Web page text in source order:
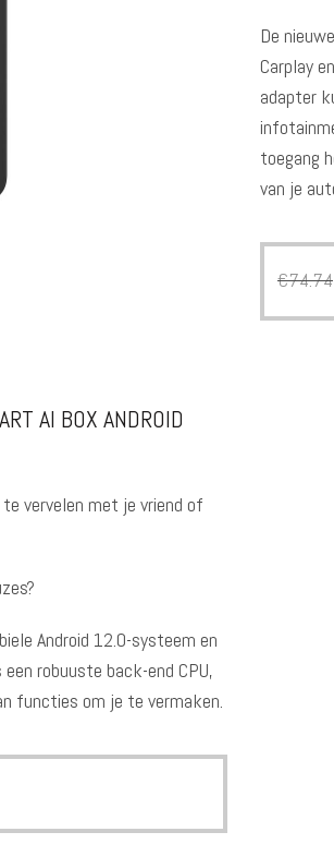
De
Carplay
adapter
toegang
van je
€74.74
AI BOX ANDROID
vervelen met je vriend of
Android 12.0-systeem en
robuuste back-end CPU,
functies om je te vermaken.